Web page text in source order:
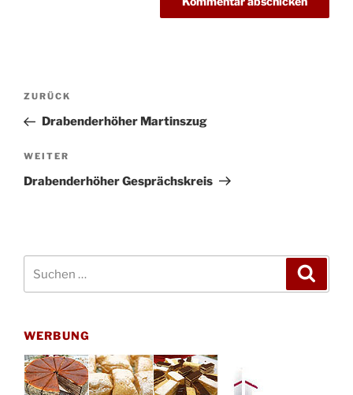
Beitragsnavigation
Vorheriger
Beitrag
ZURÜCK
Drabenderhöher Martinszug
Nächster
Beitrag
WEITER
Drabenderhöher Gesprächskreis
WERBUNG